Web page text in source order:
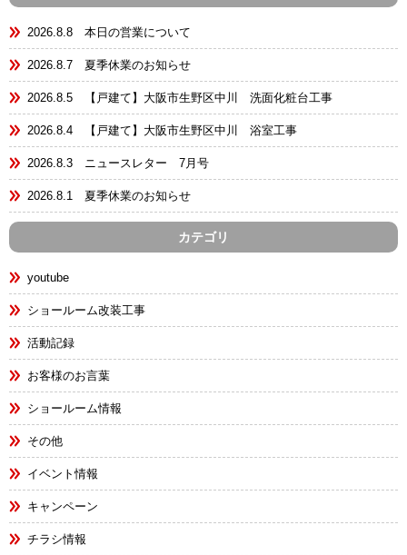
2026.8.8 本日の営業について
2026.8.7 夏季休業のお知らせ
2026.8.5 【戸建て】大阪市生野区中川 洗面化粧台工事
2026.8.4 【戸建て】大阪市生野区中川 浴室工事
2026.8.3 ニュースレター 7月号
2026.8.1 夏季休業のお知らせ
カテゴリ
youtube
ショールーム改装工事
活動記録
お客様のお言葉
ショールーム情報
その他
イベント情報
キャンペーン
チラシ情報